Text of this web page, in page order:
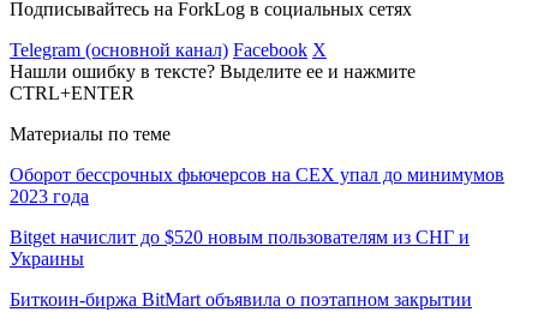
Подписывайтесь на ForkLog в социальных сетях
Telegram (основной канал) Facebook X
Нашли ошибку в тексте? Выделите ее и нажмите
CTRL+ENTER
Материалы по теме
Оборот бессрочных фьючерсов на CEX упал до минимумов
2023 года
Bitget начислит до $520 новым пользователям из СНГ и
Украины
Биткоин-биржа BitMart объявила о поэтапном закрытии